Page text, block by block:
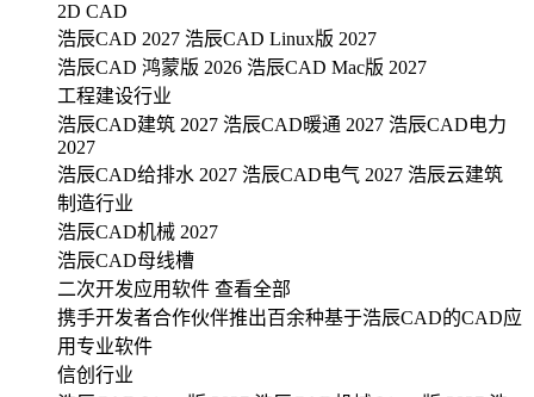
2D CAD
浩辰CAD 2027 浩辰CAD Linux版 2027
浩辰CAD 鸿蒙版 2026 浩辰CAD Mac版 2027
工程建设行业
浩辰CAD建筑 2027 浩辰CAD暖通 2027 浩辰CAD电力
2027
浩辰CAD给排水 2027 浩辰CAD电气 2027 浩辰云建筑
制造行业
浩辰CAD机械 2027
浩辰CAD母线槽
二次开发应用软件 查看全部
携手开发者合作伙伴推出百余种基于浩辰CAD的CAD应
用专业软件
信创行业